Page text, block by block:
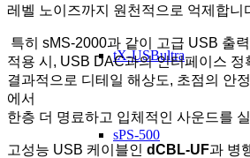
tX-USBultra
sPS-500
레벨 노이즈까지 원천적으로 억제합니
특히 sMS-2000과 같이 고급 USB 출
적용 시, USB DAC과의 인터페이스 정
결과적으로 디테일 해상도, 초점의 안
에서
한층 더 명료하고 입체적인 사운드를
고성능 USB 케이블인 dCBL-UF과 병